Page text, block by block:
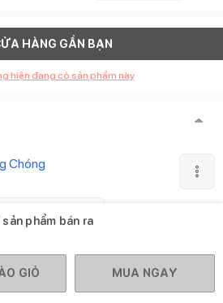
HÀNG GẦN BẠN
hiện đang có sản phẩm này
Chóng
Xem tất cả
phẩm bán ra
GIỎ MUA NGAY